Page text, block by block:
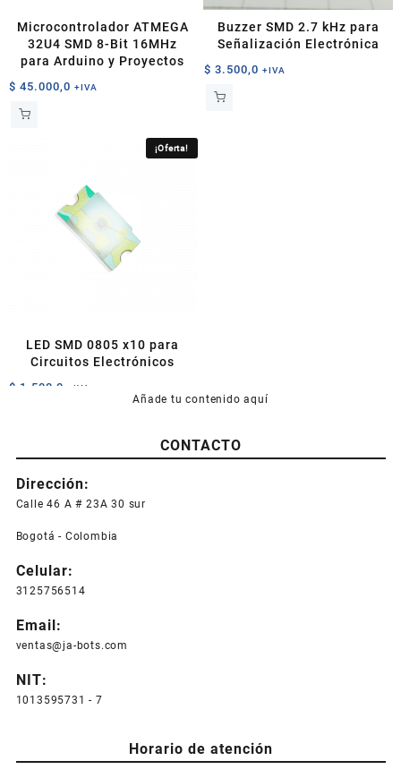
Microcontrolador ATMEGA
32U4 SMD 8-Bit 16MHz
para Arduino y Proyectos
$ 45.000,0 +IVA
Buzzer SMD 2.7 kHz para
Señalización Electrónica
$ 3.500,0 +IVA
¡Oferta!
LED SMD 0805 x10 para
Circuitos Electrónicos
$ 1.500,0 +IVA
variantes.
Las
se
elegir
en
producto
Añade tu contenido aquí
CONTACTO
Dirección:
Calle 46 A # 23A 30 sur
Bogotá - Colombia
Celular:
3125756514
Email:
ventas@ja-bots.com
NIT:
1013595731 - 7
Horario de atención